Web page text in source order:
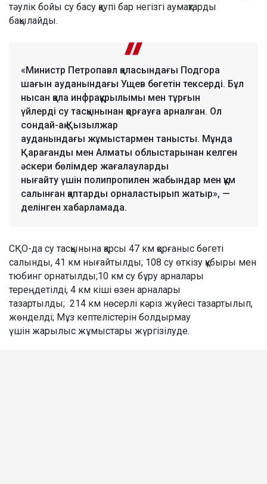
тәулік бойы су басу қаупі бар негізгі аумақтарды
бақылайды.
«Министр Петропавл қаласындағы Подгора
шағын ауданындағы Ущев бөгетін тексерді. Бұл
нысан қала инфрақұрылымы мен тұрғын
үйлерді су тасқынынан қорғауға арналған. Ол
сондай-ақ Қызылжар
ауданындағы жұмыстармен танысты. Мұнда
Қарағанды мен Алматы облыстарынан келген
әскери бөлімдер жағалауларды
нығайту үшін полипропилен жабындар мен құм
салынған қаптарды орналастырып жатыр», —
делінген хабарламада.
СҚО-да су тасқынына қарсы 47 км қорғаныс бөгеті
салынды, 41 км нығайтылды; 108 су өткізу құбыры мен
тюбинг орнатылды;10 км су бұру арналары
тереңдетілді, 4 км кіші өзен арналары
тазартылды; 214 км нөсерлі кәріз жүйесі тазартылып,
жөнделді; Мұз кептелістерін болдырмау
үшін жарылыс жұмыстары жүргізілуде.